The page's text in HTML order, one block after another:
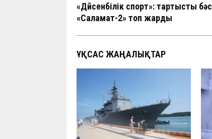
«Дүйсенбілік спорт»: тартысты
«Саламат-2» топ жарды
ҰҚСАС ЖАҢАЛЫҚТАР